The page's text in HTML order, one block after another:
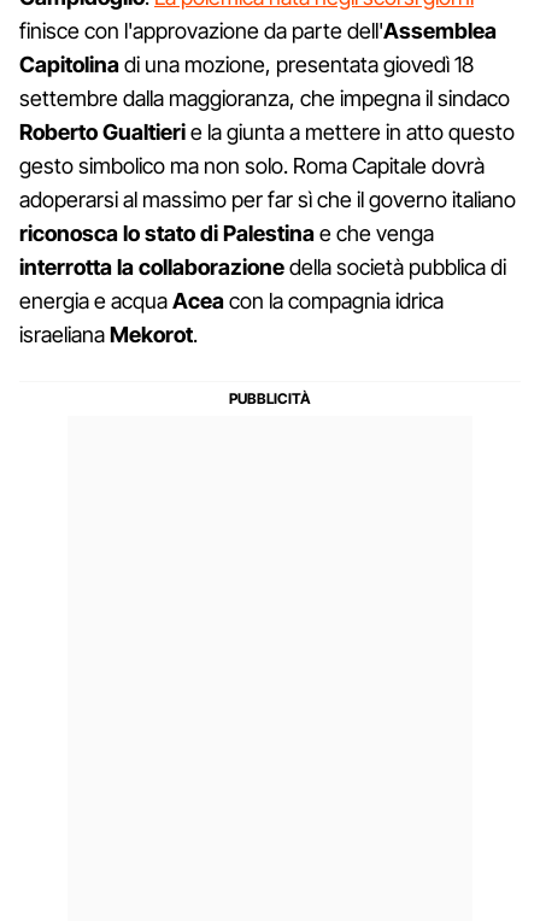
finisce con l'approvazione da parte dell'Assemblea
Capitolinadi una mozione, presentata giovedì 18
settembre dalla maggioranza, che impegna il sindaco
Roberto Gualtierie la giunta a mettere in atto questo
gesto simbolico ma non solo. Roma Capitale dovrà
adoperarsi al massimo per far sì che il governo italiano
riconosca lo stato di Palestinae che venga
interrotta la collaborazionedella società pubblica di
energia e acquaAceacon la compagnia idrica
israelianaMekorot.